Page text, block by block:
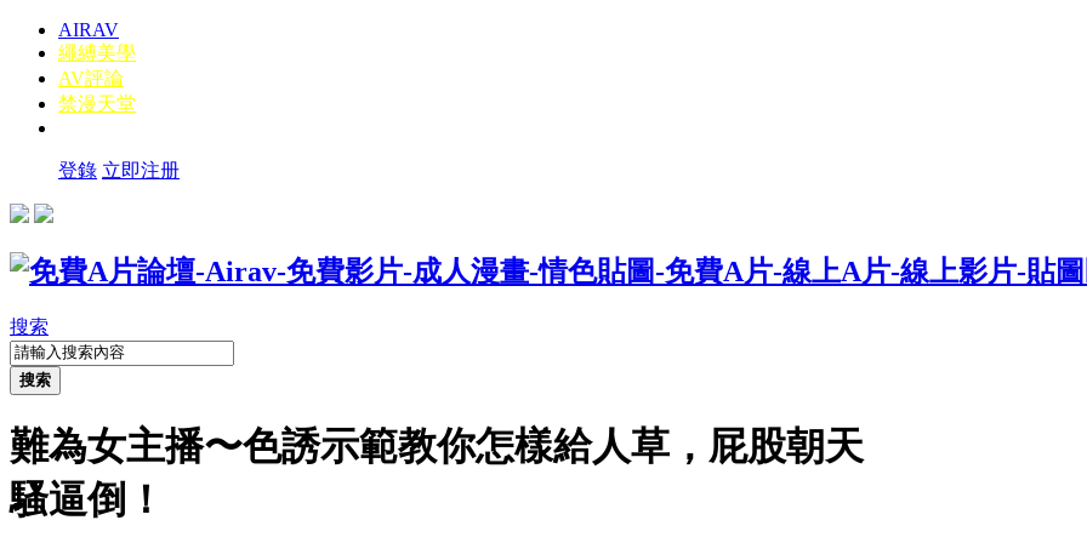
AIRAV
繩縛美學
AV評論
禁漫天堂
登錄 立即注册
搜索
搜索
難為女主播〜色誘示範教你怎樣給人草，屁股朝天
騷逼倒！